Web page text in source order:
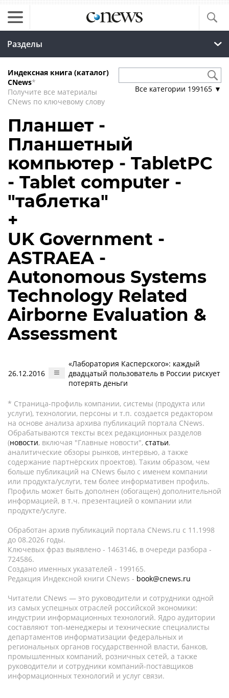
Разделы
Индексная книга (каталог)
CNews*
Получите все материалы
CNews по ключевому слову
Все категории 199165 ▼
Планшет -
Планшетный
компьютер - TabletPC
- Tablet computer -
"таблетка"
+
UK Government -
ASTRAEA -
Autonomous Systems
Technology Related
Airborne Evaluation &
Assessment
26.12.2016
«Лаборатория Касперского»: каждый
двадцатый пользователь в России рискует
потерять деньги
* Страница-профиль компании, системы (продукта или
услуги), технологии, персоны и т.п. создается редактором
на основе анализа архива публикаций портала CNews.
Обрабатываются тексты всех редакционных разделов
(новости, включая "Главные новости", статьи,
аналитические обзоры рынков, интервью, а также
содержание партнёрских проектов). Таким образом, чем
больше публикаций на CNews было с именем компании
или продукта/услуги, тем более информативен профиль.
Профиль может быть дополнен (обогащен) дополнительной
информацией, в т.ч. презентацией о компании или
продукте/услуге.
Обработан архив публикаций портала CNews.ru c 11.1998
до 08.2026 годы.
Ключевых фраз выявлено - 1463146, в очереди разбора -
724586.
Создано именных указателей - 199165.
Редакция Индексной книги CNews - book@cnews.ru
Читатели CNews — это руководители и сотрудники одной
из самых успешных отраслей российской экономики:
индустрии информационных технологий. Ядро аудитории
составляют топ-менеджеры и технические специалисты
департаментов информатизации федеральных и
региональных органов государственной власти, банков,
промышленных компаний, розничных сетей, а также
руководители и сотрудники компаний-поставщиков
информационных технологий и услуг связи.